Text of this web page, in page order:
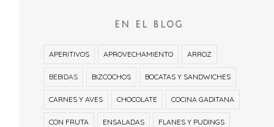
EN EL BLOG
APERITIVOS APROVECHAMIENTO ARROZ
BEBIDAS BIZCOCHOS BOCATAS Y SANDWICHES
CARNES Y AVES CHOCOLATE COCINA GADITANA
CON FRUTA ENSALADAS FLANES Y PUDINGS